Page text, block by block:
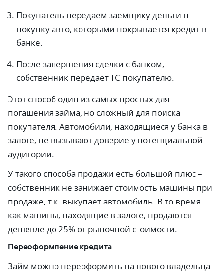
Покупатель передаем заемщику деньги н
покупку авто, которыми покрывается кредит в
банке.
После завершения сделки с банком,
собственник передает ТС покупателю.
Этот способ один из самых простых для
погашения займа, но сложный для поиска
покупателя. Автомобили, находящиеся у банка в
залоге, не вызывают доверие у потенциальной
аудитории.
У такого способа продажи есть большой плюс –
собственник не занижает стоимость машины при
продаже, т.к. выкупает автомобиль. В то время
как машины, находящие в залоге, продаются
дешевле до 25% от рыночной стоимости.
Переоформление кредита
Займ можно переоформить на нового владельца